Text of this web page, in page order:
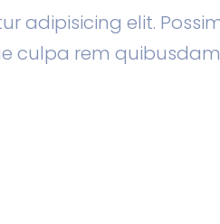
adipisicing elit.
culpa rem